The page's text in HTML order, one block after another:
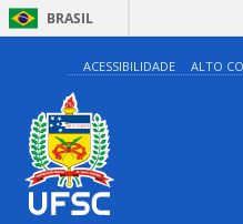
BRASIL
ACESSIBILIDADE ALTO